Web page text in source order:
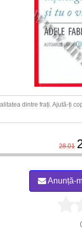
dintre frați. Ajută-ți
28.01
Anunță-